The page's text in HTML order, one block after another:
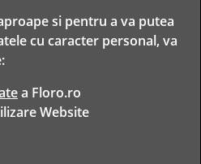
Livram in
orice
Romania
Garantam
si pentru a va putea
cu caracter personal, va
a Floro.ro
Website